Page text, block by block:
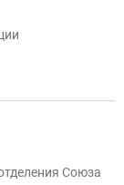
Союза